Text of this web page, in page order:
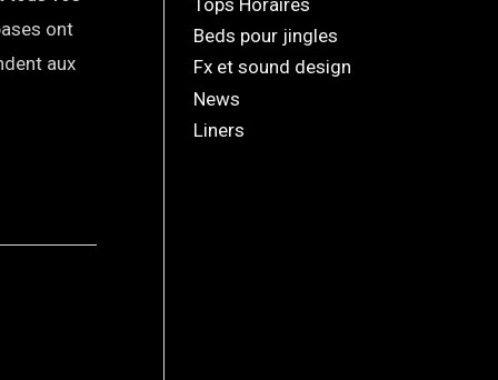
ont
aux
Beds pour jingles
Fx et sound design
News
Liners